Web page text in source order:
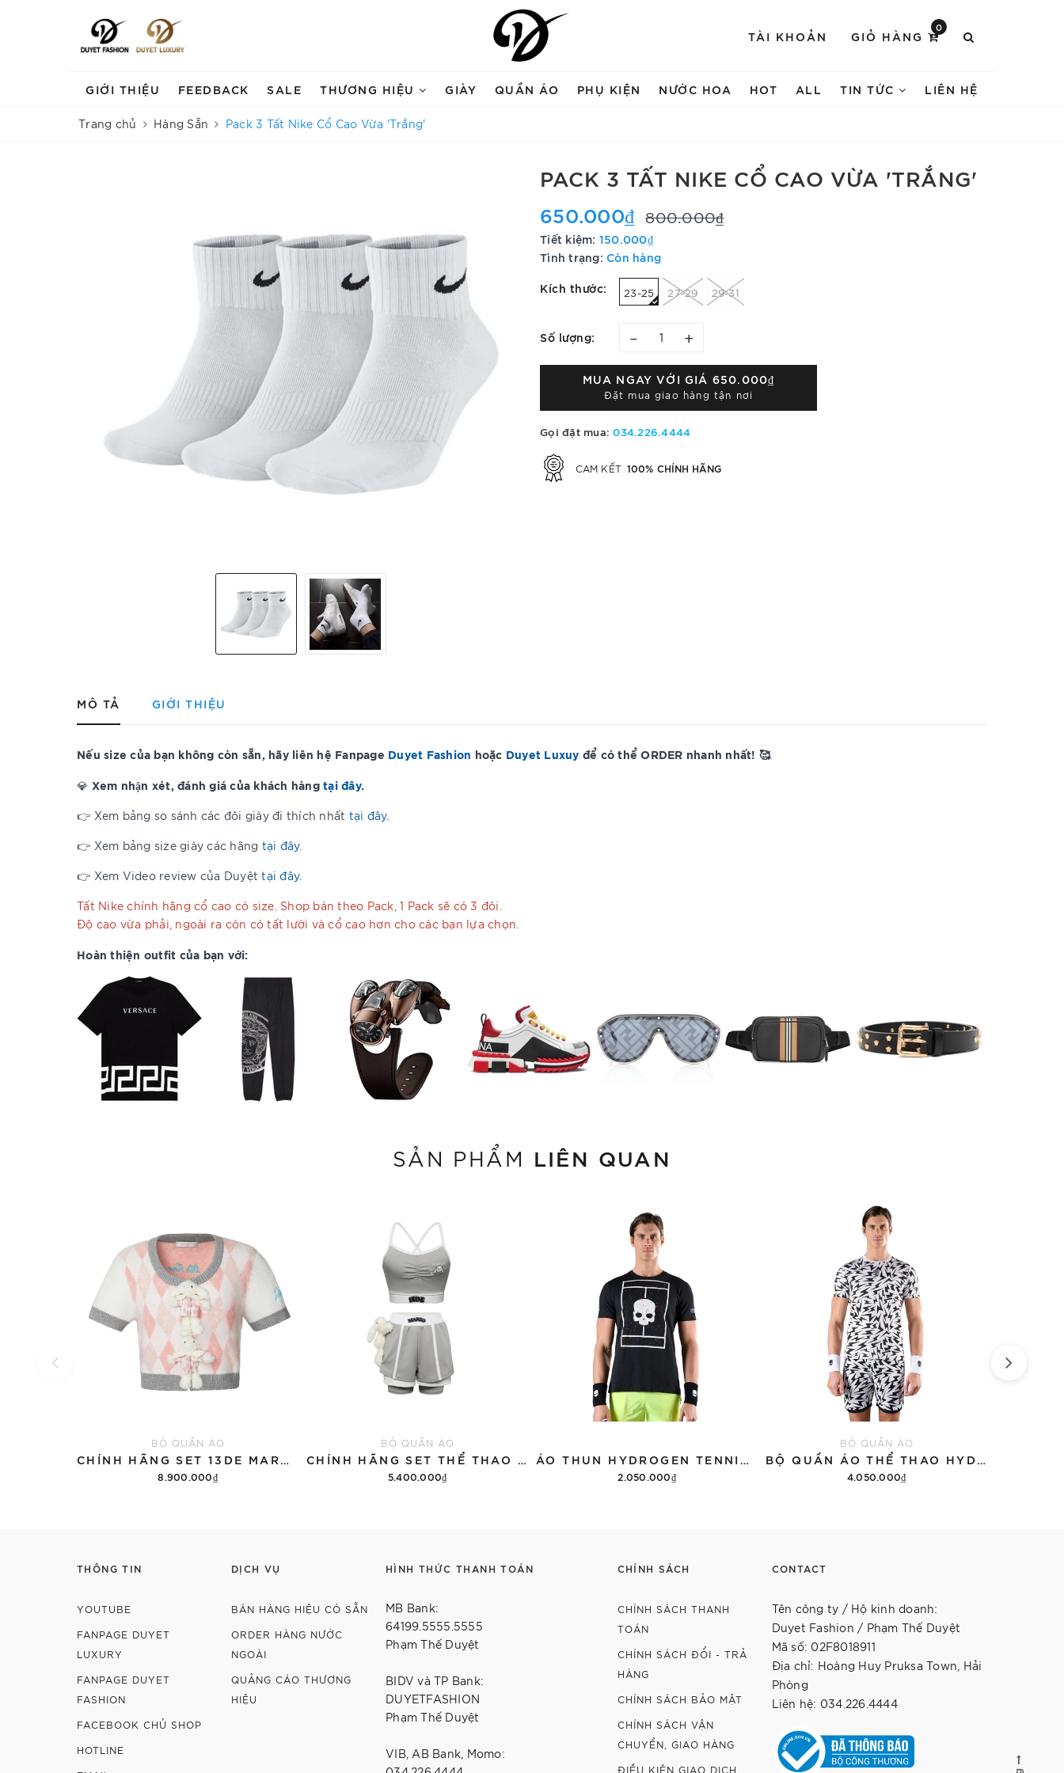
TÀI KHOẢN GIỎ HÀNG
0
GIỚI THIỆU FEEDBACK SALE THƯƠNG HIỆU GIÀY QUẦN ÁO PHỤ KIỆN NƯỚC HOA HOT ALL TIN TỨC LIÊN HỆ
Trang chủ Hàng Sẵn Pack 3 Tất Nike Cổ Cao Vừa 'Trắng'
PACK 3 TẤT NIKE CỔ CAO VỪA 'TRẮNG'
650.000₫ 800.000₫
Tiết kiệm: 150.000₫
Tình trạng: Còn hàng
Kích thước: 23-25 27-29 29-31
Số lượng: – +
MUA NGAY VỚI GIÁ 650.000₫
Đặt mua giao hàng tận nơi
Gọi đặt mua:034.226.4444
CAM KẾT 100% CHÍNH HÃNG
MÔ TẢ GIỚI THIỆU
Nếu size của bạn không còn sẵn, hãy liên hệ Fanpage Duyet Fashion hoặc Duyet Luxuy để có thể ORDER nhanh nhất! 🥰
💎 Xem nhận xét, đánh giá của khách hàng tại đây.
👉 Xem bảng so sánh các đôi giày đi thích nhất tại đây.
👉 Xem bảng size giày các hãng tại đây.
👉 Xem Video review của Duyệttại đây.
Tất Nike chính hãng cổ cao có size. Shop bán theo Pack, 1 Pack sẽ có 3 đôi.
Độ cao vừa phải, ngoài ra còn có tất lười và cổ cao hơn cho các bạn lựa chọn.
Hoàn thiện outfit của bạn với:
SẢN PHẨM LIÊN QUAN
BỘ QUẦN ÁO
CHÍNH HÃNG SET 13DE MARZO SUGAR SWIZZLE SUPER CUTE
8.900.000₫
BỘ QUẦN ÁO
CHÍNH HÃNG SET THỂ THAO 13DE MARZO BEAR VINTAGE 'GRAY'
5.400.000₫
ÁO THUN HYDROGEN TENNIS COURT COTTON 'BLACK'
2.050.000₫
BỘ QUẦN ÁO
BỘ QUẦN ÁO THỂ THAO HYDROGEN THUNDERS TECH
4.050.000₫
THÔNG TIN
YOUTUBE
FANPAGE DUYET
LUXURY
FANPAGE DUYET
FASHION
FACEBOOK CHỦ SHOP
HOTLINE
DỊCH VỤ
BÁN HÀNG HIỆU CÓ SẴN
ORDER HÀNG NƯỚC
NGOÀI
QUẢNG CÁO THƯƠNG
HIỆU
HÌNH THỨC THANH TOÁN
MB Bank:
64199.5555.5555
Phạm Thế Duyệt
BIDV và TP Bank:
DUYETFASHION
Phạm Thế Duyệt
VIB, AB Bank, Momo:
CHÍNH SÁCH
CHÍNH SÁCH THANH
TOÁN
CHÍNH SÁCH ĐỔI - TRẢ
HÀNG
CHÍNH SÁCH BẢO MẬT
CHÍNH SÁCH VẬN
CHUYỂN, GIAO HÀNG
ĐIỀU KIỆN GIAO DỊCH
CONTACT
Tên công ty / Hộ kinh doanh:
Duyet Fashion / Phạm Thế Duyệt
Mã số: 02F8018911
Địa chỉ: Hoàng Huy Pruksa Town, Hải
Phòng
Liên hệ: 034.226.4444